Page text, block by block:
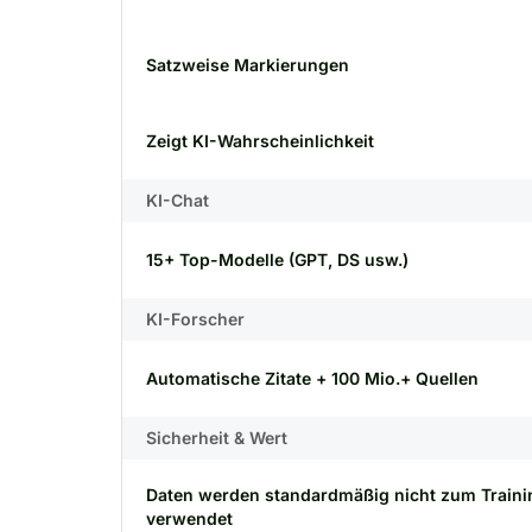
Satzweise Markierungen
Zeigt KI-Wahrscheinlichkeit
KI-Chat
15+ Top-Modelle (GPT, DS usw.)
KI-Forscher
Automatische Zitate + 100 Mio.+ Quellen
Sicherheit & Wert
Daten werden standardmäßig nicht zum
verwendet